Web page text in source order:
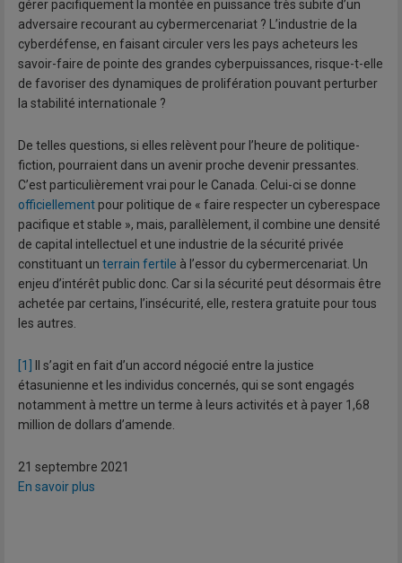
gérer pacifiquement la montée en puissance très subite d’un
adversaire recourant au cybermercenariat ? L’industrie de la
cyberdéfense, en faisant circuler vers les pays acheteurs les
savoir-faire de pointe des grandes cyberpuissances, risque-t-elle
de favoriser des dynamiques de prolifération pouvant perturber
la stabilité internationale ?
De telles questions, si elles relèvent pour l’heure de politique-
fiction, pourraient dans un avenir proche devenir pressantes.
C’est particulièrement vrai pour le Canada. Celui-ci se donne
officiellement pour politique de « faire respecter un cyberespace
pacifique et stable », mais, parallèlement, il combine une densité
de capital intellectuel et une industrie de la sécurité privée
constituant un terrain fertile à l’essor du cybermercenariat. Un
enjeu d’intérêt public donc. Car si la sécurité peut désormais être
achetée par certains, l’insécurité, elle, restera gratuite pour tous
les autres.
[1]
Il s’agit en fait d’un accord négocié entre la justice
étasunienne et les individus concernés, qui se sont engagés
notamment à mettre un terme à leurs activités et à payer 1,68
million de dollars d’amende.
21 septembre 2021
En savoir plus